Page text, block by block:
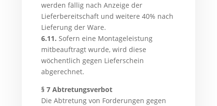
werden fällig nach Anzeige der
Lieferbereitschaft und weitere 40% nach
Lieferung der Ware.
6.11. Sofern eine Montageleistung
mitbeauftragt wurde, wird diese
wöchentlich gegen Lieferschein
abgerechnet.
§ 7 Abtretungsverbot
Die Abtretung von Forderungen gegen